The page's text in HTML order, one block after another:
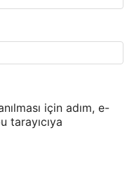
için adım, e-
tarayıcıya